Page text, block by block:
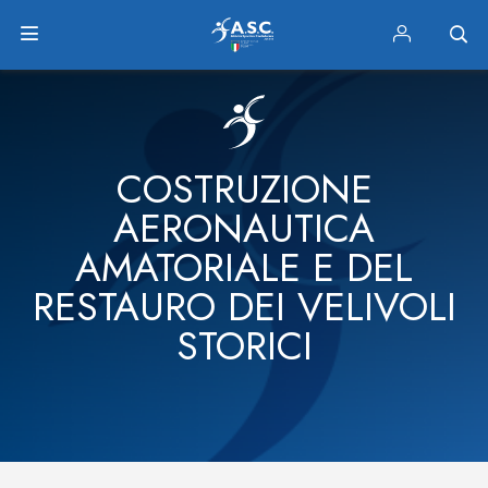
COSTRUZIONE
AERONAUTICA
AMATORIALE E DEL
RESTAURO DEI VELIVOLI
STORICI